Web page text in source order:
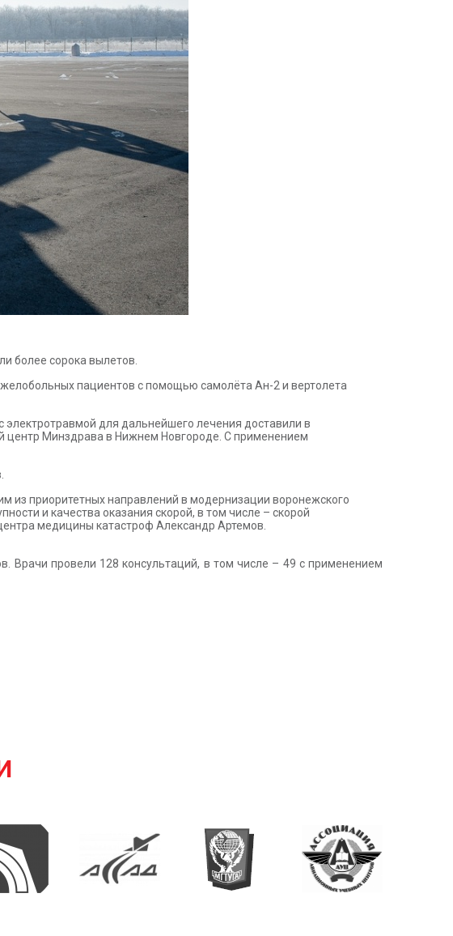
более сорока вылетов.
пациентов с помощью самолёта Ан-2 и вертолета
электротравмой для дальнейшего лечения доставили в
центр Минздрава в Нижнем Новгороде. С применением
из приоритетных направлений в модернизации воронежского
и качества оказания скорой, в том числе – скорой
медицины катастроф Александр Артемов.
Врачи провели 128 консультаций, в том числе – 49 с применением